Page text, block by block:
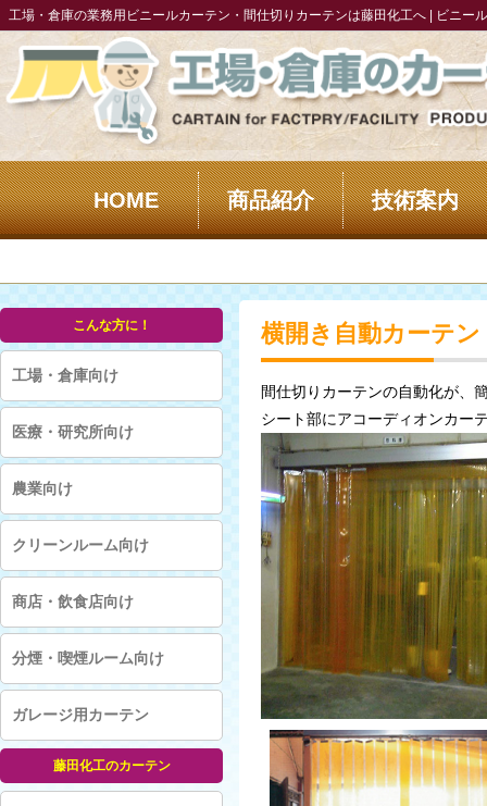
工場・倉庫の業務用ビニールカーテン・間仕切りカーテンは藤田化工へ | ビニー
HOME 商品紹介 技術案内
横開き自動カーテン
間仕切りカーテンの自動化が、
シート部にアコーディオンカー
こんな方に！
工場・倉庫向け
医療・研究所向け
農業向け
クリーンルーム向け
商店・飲食店向け
分煙・喫煙ルーム向け
ガレージ用カーテン
藤田化工のカーテン